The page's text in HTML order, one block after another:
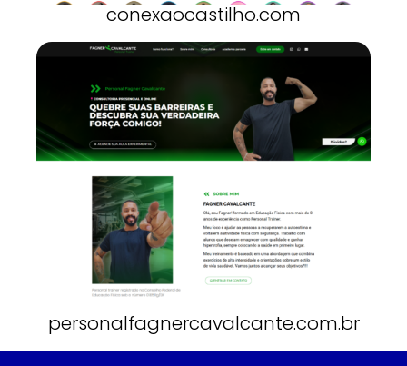
conexaocastilho.com
personalfagnercavalcante.com.br